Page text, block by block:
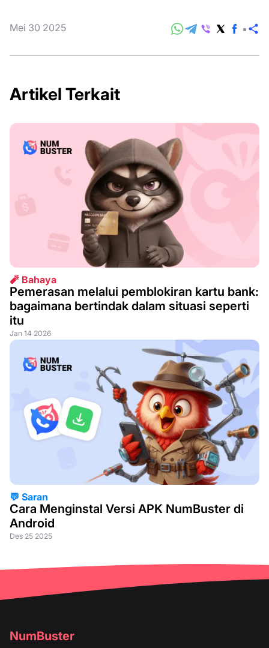
Mei 30 2025
Artikel Terkait
🧨 Bahaya
Pemerasan melalui pemblokiran kartu bank:
bagaimana bertindak dalam situasi seperti
itu
Jan 14 2026
💬 Saran
Cara Menginstal Versi APK NumBuster di
Android
Des 25 2025
NumBuster